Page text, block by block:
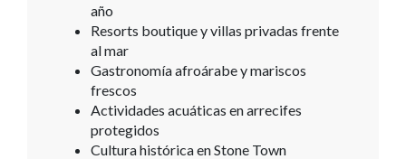
año
Resorts boutique y villas privadas frente
al mar
Gastronomía afroárabe y mariscos
frescos
Actividades acuáticas en arrecifes
protegidos
Cultura histórica en Stone Town